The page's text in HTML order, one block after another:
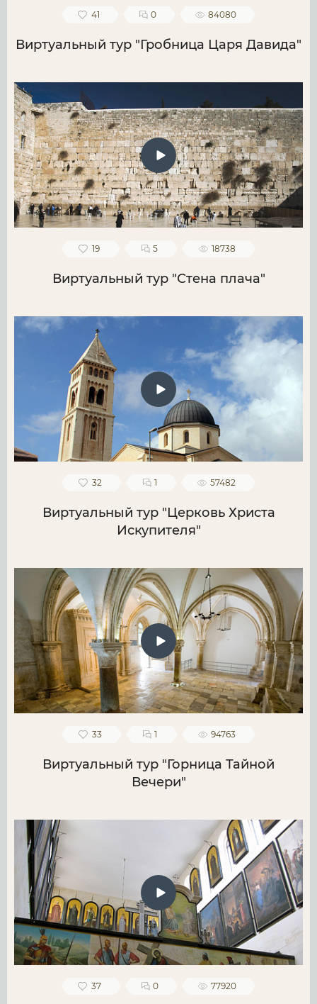
41 0 84080
Виртуальный тур "Гробница Царя Давида"
19 5 18738
Виртуальный тур "Стена плача"
32 1 57482
Виртуальный тур "Церковь Христа
Искупителя"
33 1 94763
Виртуальный тур "Горница Тайной
Вечери"
37 0 77920